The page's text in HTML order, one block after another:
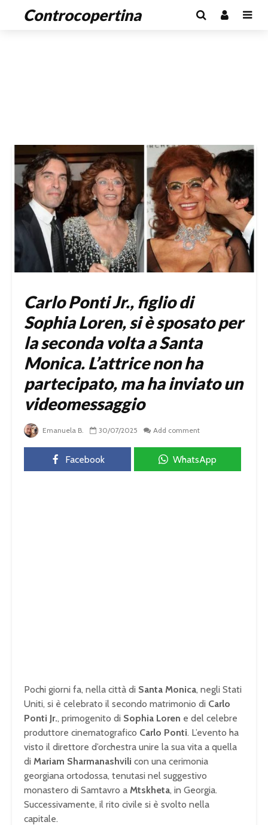
Controcopertina
Carlo Ponti Jr., figlio di
Sophia Loren, si è sposato per
la seconda volta a Santa
Monica. L’attrice non ha
partecipato, ma ha inviato un
videomessaggio
Emanuela B. 30/07/2025 Add comment
Facebook WhatsApp
Pochi giorni fa, nella città di Santa Monica, negli Stati
Uniti, si è celebrato il secondo matrimonio di Carlo
Ponti Jr., primogenito di Sophia Loren e del celebre
produttore cinematografico Carlo Ponti. L’evento ha
visto il direttore d’orchestra unire la sua vita a quella
di Mariam Sharmanashvili con una cerimonia
georgiana ortodossa, tenutasi nel suggestivo
monastero di Samtavro a Mtskheta, in Georgia.
Successivamente, il rito civile si è svolto nella
capitale.